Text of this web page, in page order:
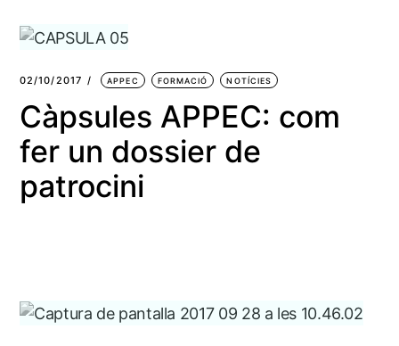
02/10/2017 APPEC FORMACIÓ NOTÍCIES
Càpsules APPEC: com
fer un dossier de
patrocini